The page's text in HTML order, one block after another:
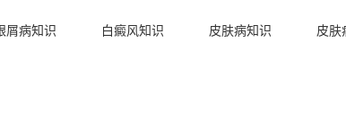
屑病知识 白癜风知识 皮肤病知识 皮肤